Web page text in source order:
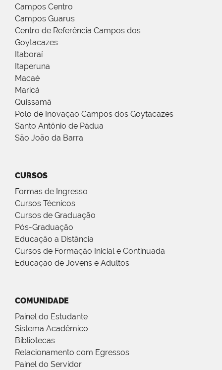
Campos Centro
Campos Guarus
Centro de Referência Campos dos
Goytacazes
Itaboraí
Itaperuna
Macaé
Maricá
Quissamã
Polo de Inovação Campos dos Goytacazes
Santo Antônio de Pádua
São João da Barra
CURSOS
Formas de Ingresso
Cursos Técnicos
Cursos de Graduação
Pós-Graduação
Educação a Distância
Cursos de Formação Inicial e Continuada
Educação de Jovens e Adultos
COMUNIDADE
Painel do Estudante
Sistema Acadêmico
Bibliotecas
Relacionamento com Egressos
Painel do Servidor